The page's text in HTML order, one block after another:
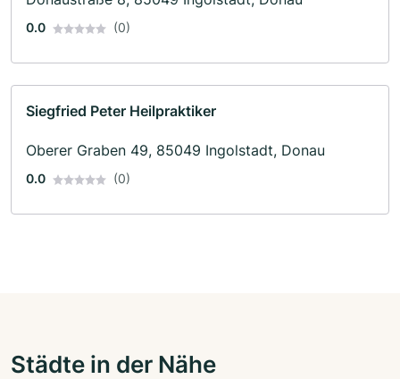
0.0 (0)
Siegfried Peter Heilpraktiker
Oberer Graben 49, 85049 Ingolstadt, Donau
0.0 (0)
Städte in der Nähe